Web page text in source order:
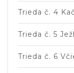
Trieda č. 4
Trieda č. 5
Trieda č. 6